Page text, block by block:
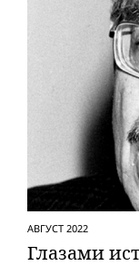
АВГУСТ 2022
Глазами